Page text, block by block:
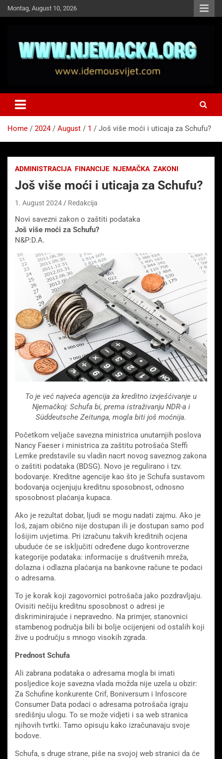
Skip
to
Montag, August 10, 2026
Idemo u Svijet-Njemacka!
Home 2024 August 1 Još više moći i uticaja za Schufu?
ADMINISTRACIJA FINANCIJE NJEMAČKA ZAKONI
Još više moći i uticaja za Schufu?
1. August 2024 Redakcija
Novi savezni zakon o zaštiti podataka
Još više moći za Schufu?
N&P:D.A.
To je već najveća agencija za kreditno izvješćivanje u
Njemačkoj: Schufa bi, prema istraživanju NDR-a i
Süddeutsche Zeitunga, mogla biti još moćnija.
Početkom veljače savezna ministrica unutarnjih poslova
Nancy Faeser i ministrica za zaštitu potrošača Steffi
Lemke predstavile su vladin nacrt novog saveznog zakona
o zaštiti podataka (BDSG). Novo je regulirano i tzv.
bodovanje. Kreditne agencije kao što je Schufa sustavom
bodovanja ocjenjuju kreditnu sposobnost, odnosno
sposobnost plaćanja kupaca.
Ako je rezultat dobar, ljudi se mogu nadati zajmu. Ako je
loš, zajam obično nije dostupan ili je dostupan samo pod
lošijim uvjetima. Pri izračunu takvih kreditnih ocjena
ubuduće će se isključiti određene dugo kontroverzne
kategorije podataka: informacije s društvenih mreža,
dolazna i odlazna plaćanja na bankovne račune te podaci
o adresama.
To je korak koji zagovornici potrošača jako pozdravljaju.
Ovisiti nečiju kreditnu sposobnost o adresi je
diskriminirajuće i nepravedno. Na primjer, stanovnici
stambenog područja bili bi bolje ocijenjeni od ostalih koji
žive u području s mnogo visokih zgrada.
Prednost Schufa
Ali zabrana podataka o adresama mogla bi imati
posljedice koje savezna vlada možda nije uzela u obzir:
Za Schufine konkurente Crif, Boniversum i Infoscore
Consumer Data podaci o adresama potrošača igraju
središnju ulogu. To se može vidjeti i sa web stranica
njihovih tvrtki. Tamo opisuju kako izračunavaju svoje
bodove.
Schufa, s druge strane, piše na svojoj web stranici da će